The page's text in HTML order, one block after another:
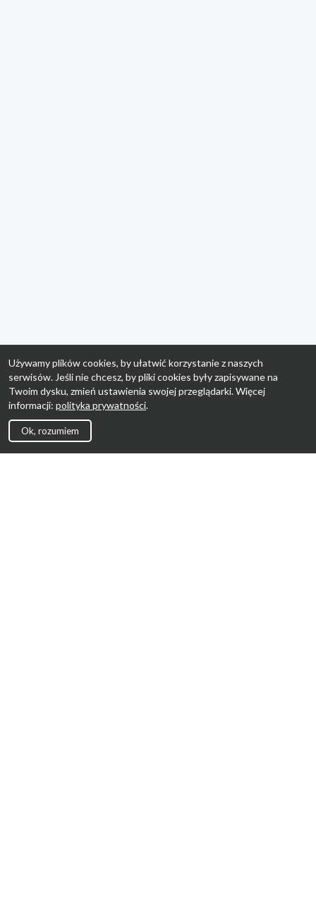
Używamy plików cookies, by ułatwić korzystanie z naszych
serwisów. Jeśli nie chcesz, by pliki cookies były zapisywane na
Twoim dysku, zmień ustawienia swojej przeglądarki. Więcej
informacji: polityka prywatności.
Ok, rozumiem